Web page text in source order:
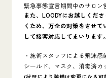
緊急事態宣言期間中のサロン
また、LOODYにお越しくだ
くため、万全の対策をさせ
して接客対応してまいります。
・施術スタッフによる飛沫
シールド、マスク、消毒済カ